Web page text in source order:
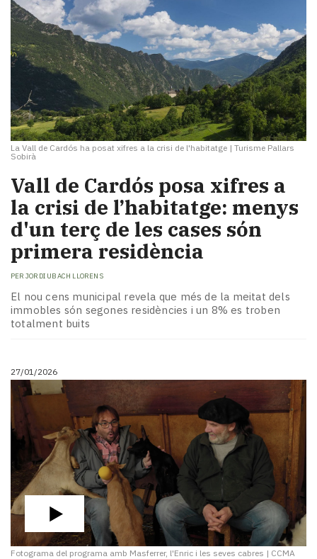
La Vall de Cardós ha posat xifres a la crisi de l'habitatge | Turisme Pallars
Sobirà
​Vall de Cardós posa xifres a
la crisi de l’habitatge: menys
d'un terç de les cases són
primera residència
PER JORDI UBACH LLORENS
El nou cens municipal revela que més de la meitat dels
immobles són segones residències i un 8% es troben
totalment buits
27/01/2026
Fotograma del programa amb Masferrer, l'Enric i les seves cabres | CCMA